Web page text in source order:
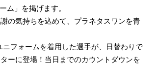
ム」を掲げます。
の気持ちを込めて、プラネタスワンを青
ニフォームを着用した選手が、日替わりで
ーに登場！当日までのカウントダウンを